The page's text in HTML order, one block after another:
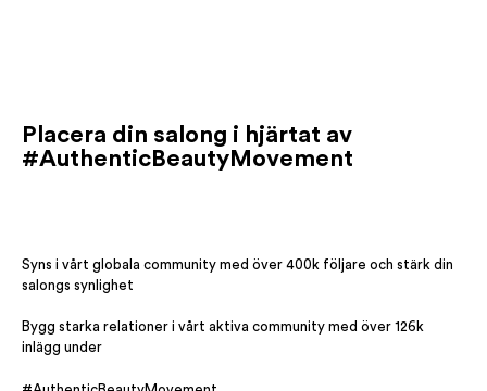
Placera din salong i hjärtat av
#AuthenticBeautyMovement
Syns i vårt globala community med över 400k följare och stärk din
salongs synlighet
Bygg starka relationer i vårt aktiva community med över 126k
inlägg under